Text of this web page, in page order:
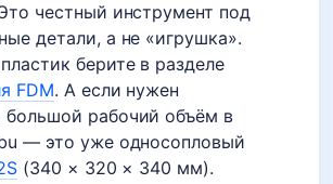
честный инструмент под
детали, а не «игрушка».
берите в разделе
FDM. А если нужен
большой рабочий объём в
— это уже односопловый
(340 × 320 × 340 мм).